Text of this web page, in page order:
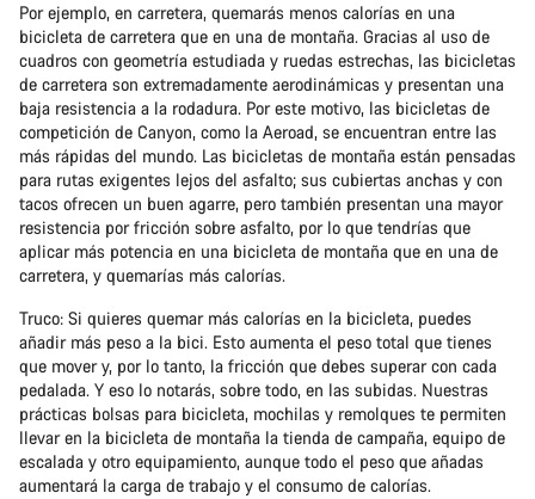
Por ejemplo, en carretera, quemarás menos calorías en una
bicicleta de carretera que en una de montaña. Gracias al uso de
cuadros con geometría estudiada y ruedas estrechas, las bicicletas
de carretera son extremadamente aerodinámicas y presentan una
baja resistencia a la rodadura. Por este motivo, las bicicletas de
competición de Canyon, como la Aeroad, se encuentran entre las
más rápidas del mundo. Las bicicletas de montaña están pensadas
para rutas exigentes lejos del asfalto; sus cubiertas anchas y con
tacos ofrecen un buen agarre, pero también presentan una mayor
resistencia por fricción sobre asfalto, por lo que tendrías que
aplicar más potencia en una bicicleta de montaña que en una de
carretera, y quemarías más calorías.
Truco: Si quieres quemar más calorías en la bicicleta, puedes
añadir más peso a la bici. Esto aumenta el peso total que tienes
que mover y, por lo tanto, la fricción que debes superar con cada
pedalada. Y eso lo notarás, sobre todo, en las subidas. Nuestras
prácticas bolsas para bicicleta, mochilas y remolques te permiten
llevar en la bicicleta de montaña la tienda de campaña, equipo de
escalada y otro equipamiento, aunque todo el peso que añadas
aumentará la carga de trabajo y el consumo de calorías.